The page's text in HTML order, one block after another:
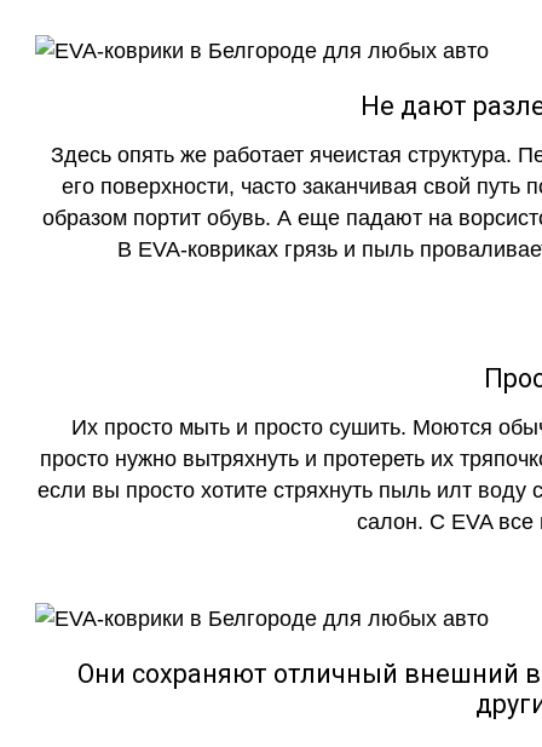
Не дают
Здесь опять же работает ячеистая структура.
его поверхности, часто заканчивая свой
образом портит обувь. А еще падают на
В EVA-ковриках грязь и пыль
Их просто мыть и просто сушить. Моются
просто нужно вытряхнуть и протереть их
если вы просто хотите стряхнуть пыль илт воду
салон. С EVA все
Они сохраняют отличный внешний